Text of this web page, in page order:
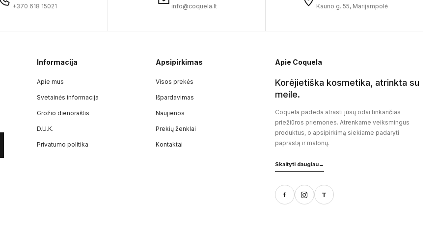
+370 618 15021 info@coquela.lt Kauno g. 55, Marijampolė
Informacija
Apie mus
Svetainės informacija
Grožio dienoraštis
D.U.K.
Privatumo politika
Apsipirkimas
Visos prekės
Išpardavimas
Naujienos
Prekių ženklai
Kontaktai
Apie Coquela
Korėjietiška kosmetika, atrinkta su
meile.
Coquela padeda atrasti jūsų odai tinkančias
priežiūros priemones. Atrenkame veiksmingus
produktus, o apsipirkimą siekiame padaryti
paprastą ir malonų.
Skaityti daugiau→
f T